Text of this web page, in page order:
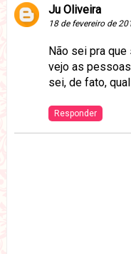
Ju Oliveira
18 de fevereiro de
Não sei pra que
vejo as
sei, de fato,
Responder